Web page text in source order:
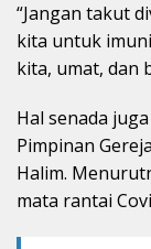
“Jangan takut
kita untuk
kita, umat, dan
Hal senada
Pimpinan
Halim.
mata rantai